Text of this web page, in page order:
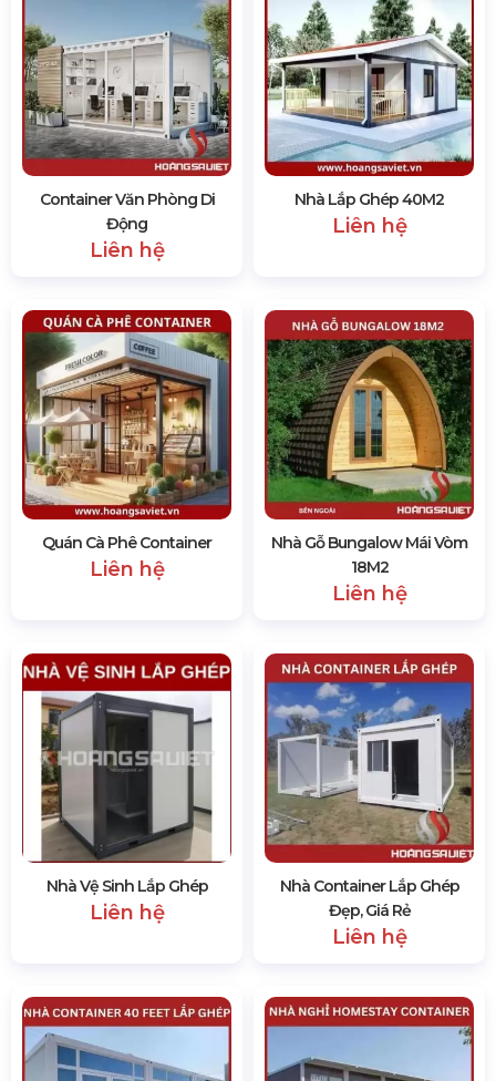
Container Văn Phòng Di
Động
Liên hệ
Nhà Lắp Ghép 40M2
Liên hệ
Quán Cà Phê Container
Liên hệ
Nhà Gỗ Bungalow Mái Vòm
18M2
Liên hệ
Nhà Vệ Sinh Lắp Ghép
Liên hệ
Nhà Container Lắp Ghép
Đẹp, Giá Rẻ
Liên hệ